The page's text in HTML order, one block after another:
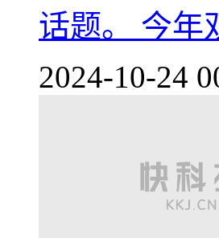
话题。 今年
2024-10-24